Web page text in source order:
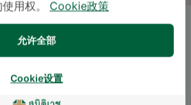
Diagnostic Radiology
用权。
Cookie政策
允许全部
Cookie设置